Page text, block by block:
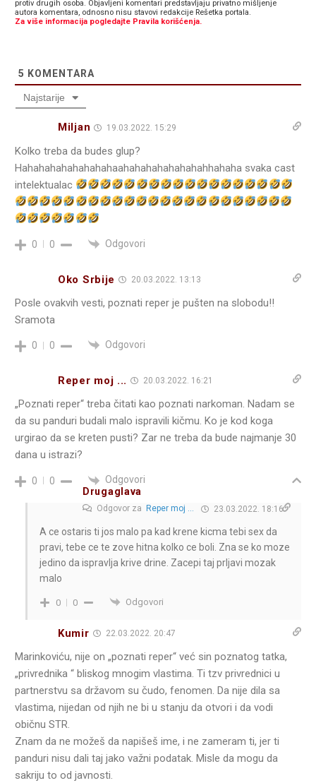
protiv drugih osoba. Objavljeni komentari predstavljaju privatno mišljenje
autora komentara, odnosno nisu stavovi redakcije Rešetka portala.
Za više informacija pogledajte Pravila korišćenja.
5 KOMENTARA
Najstarije
Miljan 19.03.2022. 15:29
Kolko treba da budes glup?
Hahahahahahahahahaahahahahahahahahhahaha svaka cast
intelektualac
0 0 Odgovori
Oko Srbije 20.03.2022. 13:13
Posle ovakvih vesti, poznati reper je pušten na slobodu!!
Sramota
0 0 Odgovori
Reper moj ... 20.03.2022. 16:21
„Poznati reper“ treba čitati kao poznati narkoman. Nadam se
da su panduri budali malo ispravili kičmu. Ko je kod koga
urgirao da se kreten pusti? Zar ne treba da bude najmanje 30
dana u istrazi?
0 0
Odgovori
Drugaglava
Odgovor za Reper moj ... 23.03.2022. 18:16
A ce ostaris ti jos malo pa kad krene kicma tebi sex da
pravi, tebe ce te zove hitna kolko ce boli. Zna se ko moze
jedino da ispravlja krive drine. Zacepi taj prljavi mozak
malo
0 0 Odgovori
Kumir 22.03.2022. 20:47
Marinkoviću, nije on „poznati reper“ već sin poznatog tatka,
„privrednika “ bliskog mnogim vlastima. Ti tzv privrednici u
partnerstvu sa državom su čudo, fenomen. Da nije dila sa
vlastima, nijedan od njih ne bi u stanju da otvori i da vodi
običnu STR.
Znam da ne možeš da napišeš ime, i ne zameram ti, jer ti
panduri nisu dali taj jako važni podatak. Misle da mogu da
sakriju to od javnosti.